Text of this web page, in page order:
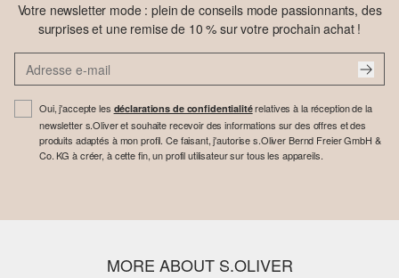
Votre newsletter mode : plein de conseils mode passionnants, des
surprises et une remise de 10 % sur votre prochain achat !
Oui, j'accepte les déclarations de confidentialitérelatives à la réception de la
newsletter s.Oliver et souhaite recevoir des informations sur des offres et des
produits adaptés à mon profil. Ce faisant, j'autorise s.Oliver Bernd Freier GmbH &
Co. KG à créer, à cette fin, un profil utilisateur sur tous les appareils.
MORE ABOUT S.OLIVER